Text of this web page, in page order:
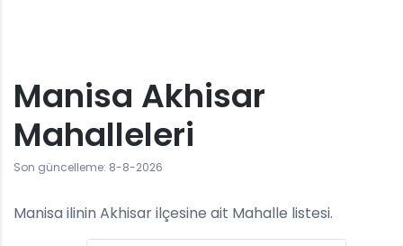
Manisa Akhisar
Mahalleleri
Son güncelleme: 8-8-2026
Manisa ilinin Akhisar ilçesine ait Mahalle listesi.